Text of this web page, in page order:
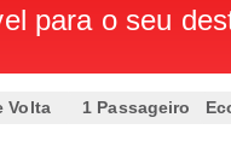
para o seu
Volta 1 Passageiro